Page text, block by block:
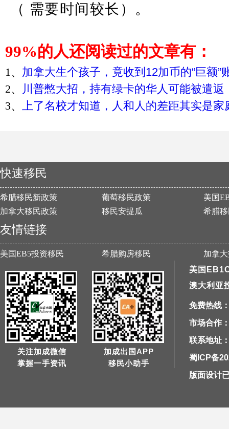
（ 需要时间较长）。
99%的人还阅读过的文章有：
1、 加拿大生个孩子，竟收到12加币的“巨额”
2、
川普憋大招，持有绿卡的华人可能被遣返
3、 上了名校才知道，人和人的差距其实是家
快速移民
希腊移民新政策 葡萄移民政策
美国
加拿大移民政策
移民安提瓜 希腊
友情链接
美国EB5投资移民 希腊购房移民 加拿
关注加成微信
掌握一手资讯
加成出国APP
移民小助手
美国
澳大利亚
免费热线
市场合作
联系地址
蜀ICP备
版面设计